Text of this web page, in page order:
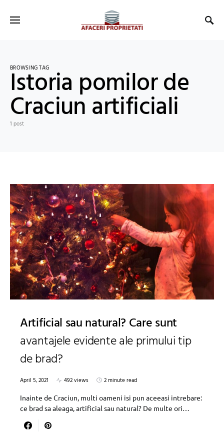
BROWSING TAG
Istoria pomilor de
Craciun artificiali
1 post
Artificial sau natural? Care sunt
avantajele evidente ale primului tip
de brad?
April 5, 2021 492 views
2 minute read
Inainte de Craciun, multi oameni isi pun aceeasi intrebare:
ce brad sa aleaga, artificial sau natural? De multe ori…